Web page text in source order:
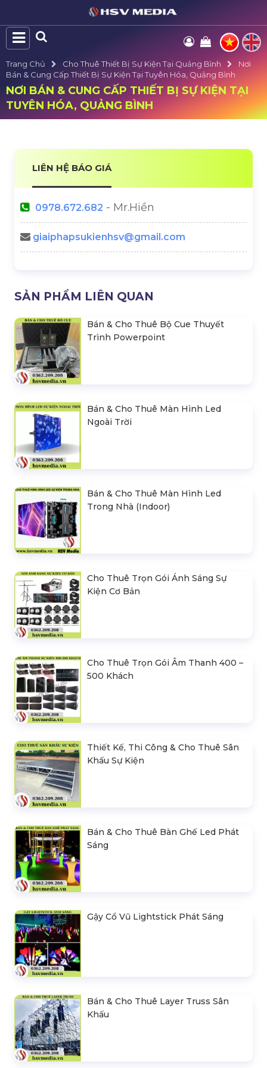
Trang Chủ Cho Thuê Thiết Bị Sự Kiện Tại Quảng Bình
Nơi
Bán & Cung Cấp Thiết Bị Sự Kiện Tại Tuyên Hóa, Quảng Bình
NƠI BÁN & CUNG CẤP THIẾT BỊ SỰ KIỆN TẠI
TUYÊN HÓA, QUẢNG BÌNH
LIÊN HỆ BÁO GIÁ
0978.672.682 - Mr.Hiền
giaiphapsukienhsv@gmail.com
SẢN PHẨM LIÊN QUAN
Bán & Cho Thuê Bộ Cue Thuyết
Trình Powerpoint
Bán & Cho Thuê Màn Hình Led
Ngoài Trời
Bán & Cho Thuê Màn Hình Led
Trong Nhà (Indoor)
Cho Thuê Trọn Gói Ánh Sáng Sự
Kiện Cơ Bản
Cho Thuê Trọn Gói Âm Thanh 400 –
500 Khách
Thiết Kế, Thi Công & Cho Thuê Sân
Khấu Sự Kiện
Bán & Cho Thuê Bàn Ghế Led Phát
Sáng
Gậy Cổ Vũ Lightstick Phát Sáng
Bán & Cho Thuê Layer Truss Sân
Khấu